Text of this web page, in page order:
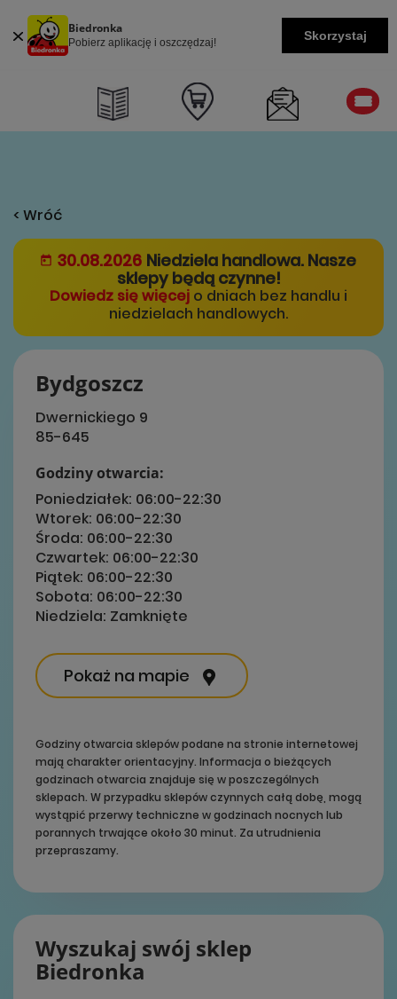
Biedronka
Pobierz aplikację i oszczędzaj! Skorzystaj
< Wróć
30.08.2026 Niedziela handlowa. Nasze
sklepy będą czynne!
Dowiedz się więcej o dniach bez handlu i
niedzielach handlowych.
Bydgoszcz
Dwernickiego 9
85-645
Godziny otwarcia:
Poniedziałek: 06:00-22:30
Wtorek: 06:00-22:30
Środa: 06:00-22:30
Czwartek: 06:00-22:30
Piątek: 06:00-22:30
Sobota: 06:00-22:30
Niedziela: Zamknięte
Pokaż na mapie
Godziny otwarcia sklepów podane na stronie internetowej
mają charakter orientacyjny. Informacja o bieżących
godzinach otwarcia znajduje się w poszczególnych
sklepach. W przypadku sklepów czynnych całą dobę, mogą
wystąpić przerwy techniczne w godzinach nocnych lub
porannych trwające około 30 minut. Za utrudnienia
przepraszamy.
Wyszukaj swój sklep
Biedronka